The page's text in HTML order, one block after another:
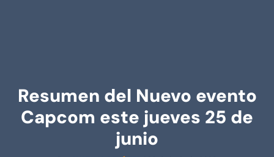
Resumen del Nuevo evento
Capcom este jueves 25 de
junio